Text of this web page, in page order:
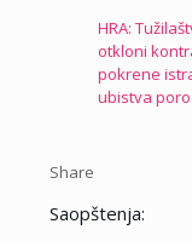
HRA:
otkloni
pokrene
ubistva
Share
Saopštenja: